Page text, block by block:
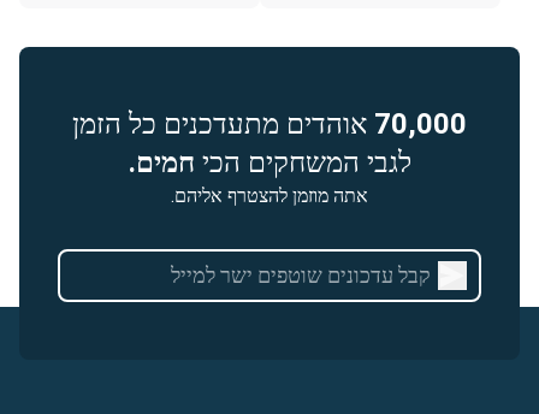
70,000 אוהדים מתעדכנים כל הזמן
לגבי המשחקים הכי חמים.
אתה מוזמן להצטרף אליהם.